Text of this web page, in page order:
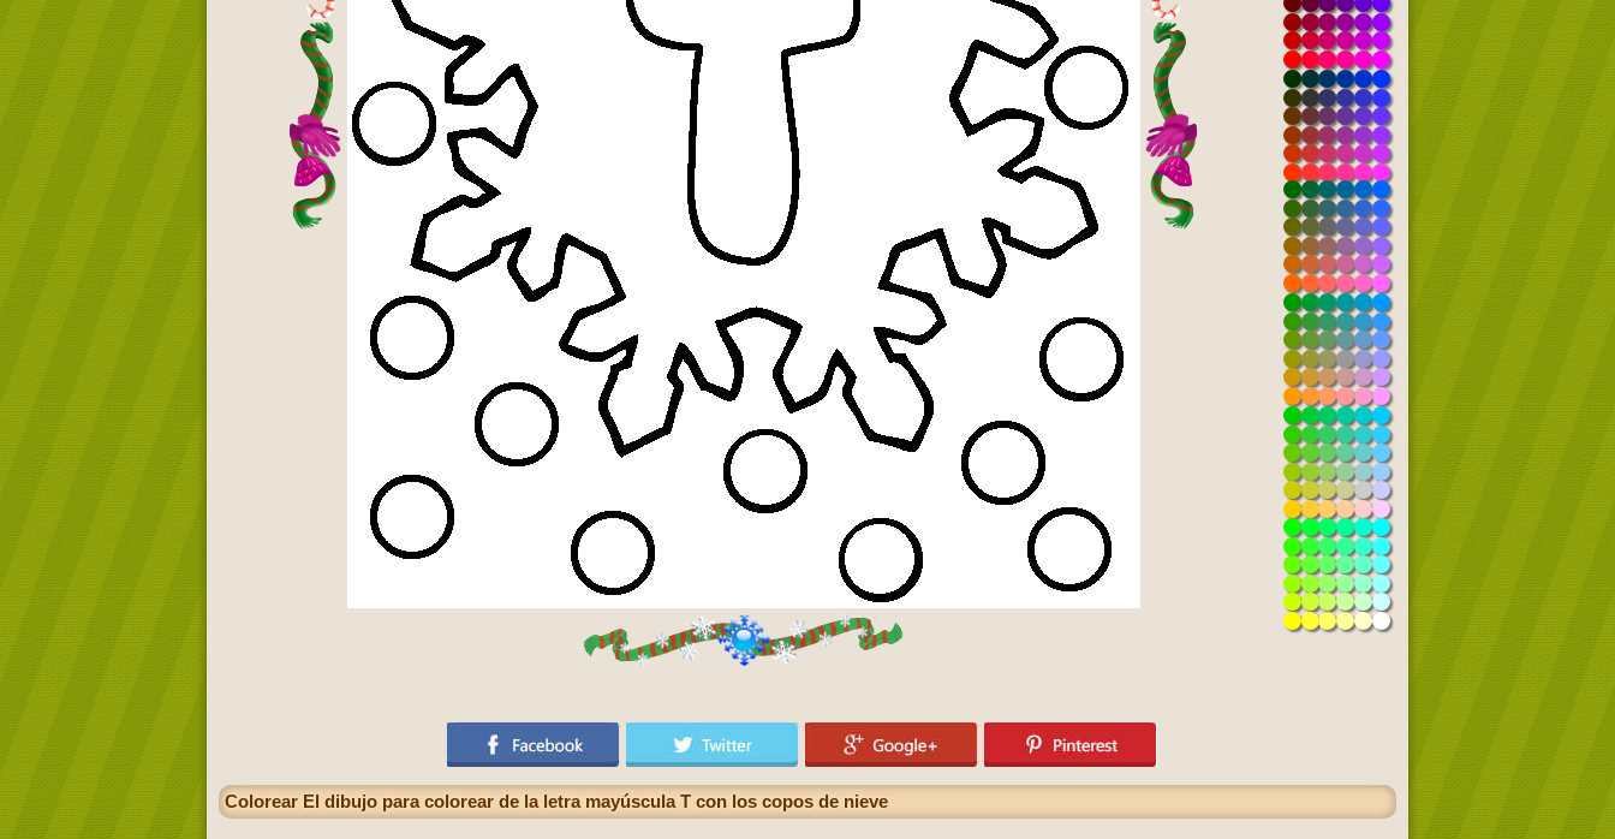
Colorear El dibujo para colorear de la letra mayúscula T con los copos de nieve